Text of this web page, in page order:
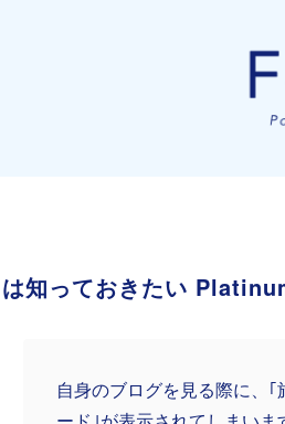
知っておきたい
自身のブログを見る際に、